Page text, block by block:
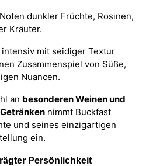
dunkler Früchte, Rosinen,
Kräuter.
mit seidiger Textur
Zusammenspiel von Süße,
Nuancen.
an besonderen Weinen und
nimmt Buckfast
und seines einzigartigen
ein.
Persönlichkeit